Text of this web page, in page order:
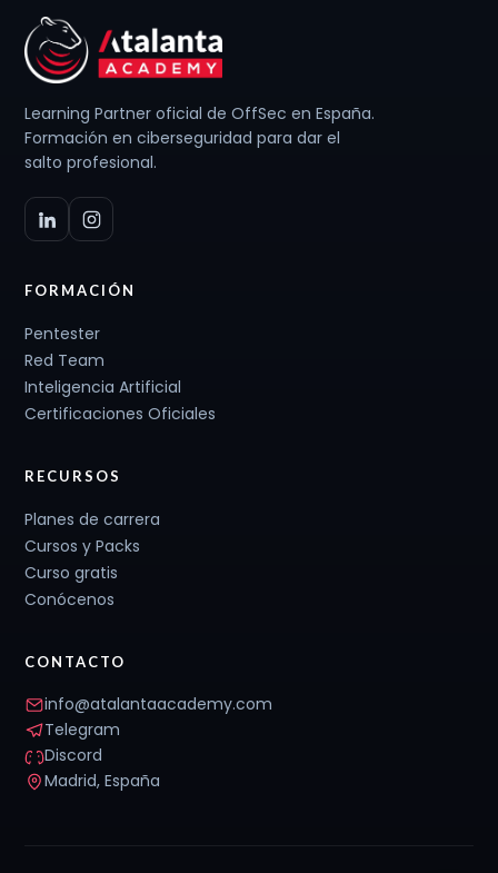
Learning Partner oficial de OffSec en España.
Formación en ciberseguridad para dar el
salto profesional.
FORMACIÓN
Pentester
Red Team
Inteligencia Artificial
Certificaciones Oficiales
RECURSOS
Planes de carrera
Cursos y Packs
Curso gratis
Conócenos
CONTACTO
info@atalantaacademy.com
Telegram
Discord
Madrid, España